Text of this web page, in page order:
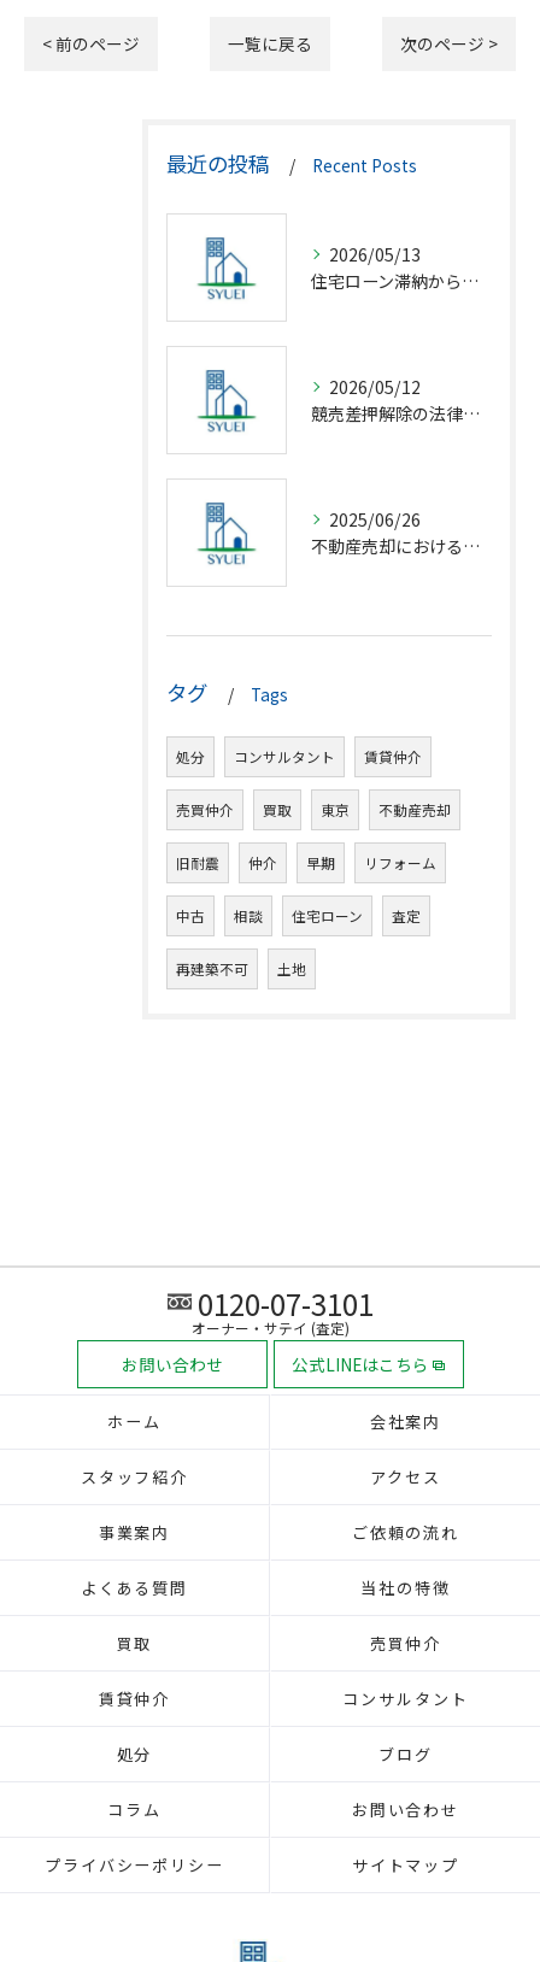
< 前のページ 一覧に戻る 次のページ >
最近の投稿 Recent Posts
2026/05/13
住宅ローン滞納から競売回避の解決策
2026/05/12
競売差押解除の法律相談完全解説
2025/06/26
不動産売却における仲介の基礎知識
タグ Tags
処分 コンサルタント 賃貸仲介
売買仲介 買取 東京 不動産売却
旧耐震 仲介 早期 リフォーム
中古 相談 住宅ローン 査定
再建築不可 土地
0120-07-3101
オーナー・サテイ (査定)
お問い合わせ 公式LINEはこちら
ホーム 会社案内
スタッフ紹介 アクセス
事業案内 ご依頼の流れ
よくある質問 当社の特徴
買取 売買仲介
賃貸仲介 コンサルタント
処分 ブログ
コラム お問い合わせ
プライバシーポリシー サイトマップ